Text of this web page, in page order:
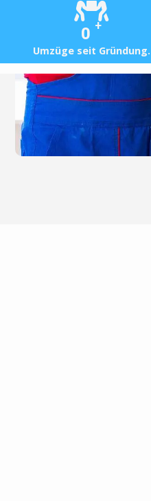
0 +
Umzüge seit Gründung.